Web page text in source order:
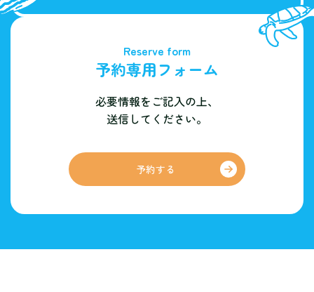
Reserve form
予約専用フォーム
必要情報をご記入の上、
送信してください。
予約する